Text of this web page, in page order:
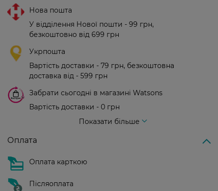
Нова пошта
У відділення Нової пошти - 99 грн,
безкоштовно від 699 грн
Укрпошта
Вартість доставки - 79 грн, безкоштовна
доставка від - 599 грн
Забрати сьогодні в магазині Watsons
Вартість доставки - 0 грн
Показати більше
Оплата
Оплата карткою
Післяоплата